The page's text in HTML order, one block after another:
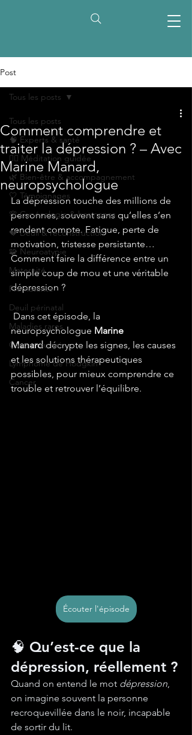
Post
Tous les posts
🧠 Experts & santé
🧘‍♀️ Méditation guidée
🌿 Bien-être & accompagnement
🤍 Témoignages
🌸 Gynécologie & hormones
💔 Deuil & reconstruction
🧩 Neuroatypie
Maternité
Prématurité
Deuil périnatal
Maladies rares
Cancer du sein
Lymphome de Hodgkin
Cancer
Tous les posts
Comment comprendre et
traiter la dépression ? – Avec
Marine Manard,
neuropsychologue
La dépression touche des millions de
personnes, souvent sans qu’elles s’en
rendent compte. Fatigue, perte de
motivation, tristesse persistante…
Comment faire la différence entre un
simple coup de mou et une véritable
dépression ?
neuropsychologue Marine
Manard décrypte les signes, les causes
et les solutions thérapeutiques
possibles, pour mieux comprendre ce
trouble et retrouver l’équilibre.
Écouter l'épisode
🧠 Qu’est-ce que la
dépression, réellement ?
Quand on entend le mot dépression,
on imagine souvent la personne
recroquevillée dans le noir, incapable
de sortir du lit.